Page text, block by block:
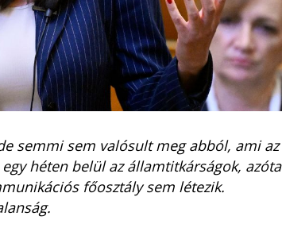
semmi sem valósult meg abból, ami az
héten belül az államtitkárságok, azóta
főosztály sem létezik.